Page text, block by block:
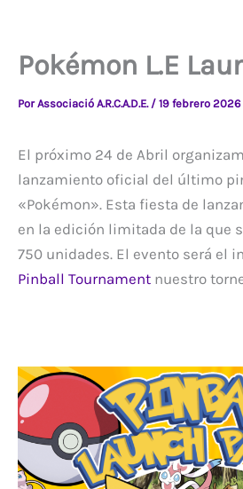
Pokémon L.E
PorAssociació A.R.C.A.D.E. / 19 febrero 2026
El próximo 24 de Abril
lanzamiento oficial del último
«Pokémon». Esta fiesta de
en la edición limitada de la que
750 unidades. El evento será el
Pinball Tournament nuestro